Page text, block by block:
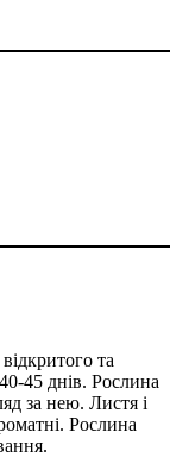
та
45 днів. Рослина
за нею. Листя і
Рослина